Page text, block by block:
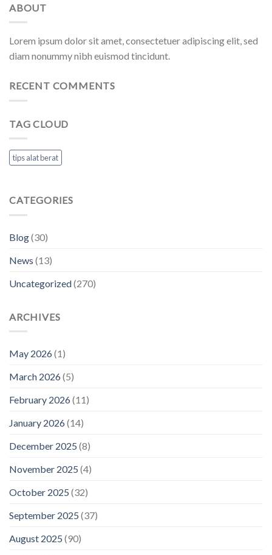
ABOUT
Lorem ipsum dolor sit amet, consectetuer adipiscing elit, sed
diam nonummy nibh euismod tincidunt.
RECENT COMMENTS
TAG CLOUD
tips alat berat
CATEGORIES
Blog(30)
News (13)
Uncategorized(270)
ARCHIVES
May 2026(1)
March 2026(5)
February 2026(11)
January 2026(14)
December 2025 (8)
November 2025 (4)
October 2025 (32)
September 2025 (37)
August 2025 (90)